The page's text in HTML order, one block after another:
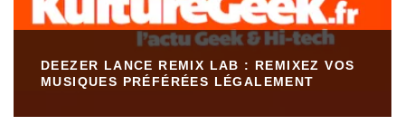
DEEZER LANCE REMIX LAB : REMIXEZ VOS
MUSIQUES PRÉFÉRÉES LÉGALEMENT